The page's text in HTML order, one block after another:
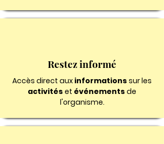
Restez informé
Accès direct aux informations sur les
activités et événements de
l'organisme.